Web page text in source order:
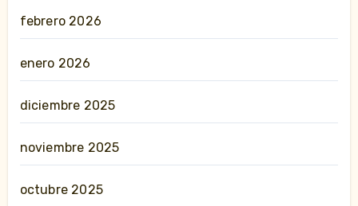
febrero 2026
enero 2026
diciembre 2025
noviembre 2025
octubre 2025